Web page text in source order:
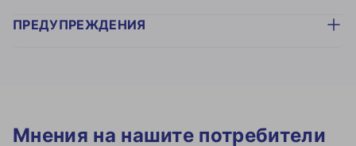
ПРЕДУПРЕЖДЕНИЯ
Мнения на нашите потребители